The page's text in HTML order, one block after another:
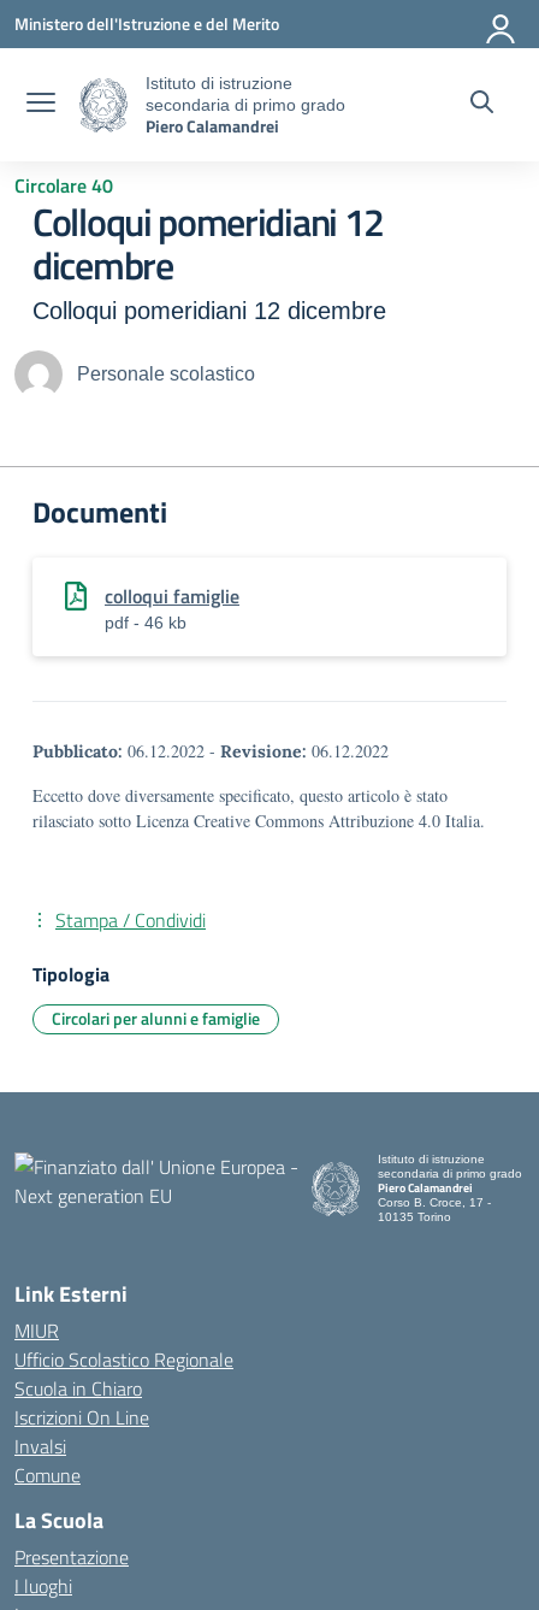
Vai ai contenuti
Vai al menu di navigazione
Vai al footer
Ministero dell'Istruzione e del Merito
Istituto di istruzione
secondaria di primo grado
Piero Calamandrei
Circolare 40
Colloqui pomeridiani 12
dicembre
Colloqui pomeridiani 12 dicembre
Personale scolastico
Documenti
colloqui famiglie
pdf - 46 kb
Pubblicato: 06.12.2022 - Revisione: 06.12.2022
Eccetto dove diversamente specificato, questo articolo è stato
rilasciato sotto Licenza Creative Commons Attribuzione 4.0 Italia.
Stampa / Condividi
Tipologia
Circolari per alunni e famiglie
Istituto di istruzione
secondaria di primo grado
Piero Calamandrei
Corso B. Croce, 17 -
10135 Torino
Link Esterni
MIUR
Ufficio Scolastico Regionale
Scuola in Chiaro
Iscrizioni On Line
Invalsi
Comune
La Scuola
Presentazione
I luoghi